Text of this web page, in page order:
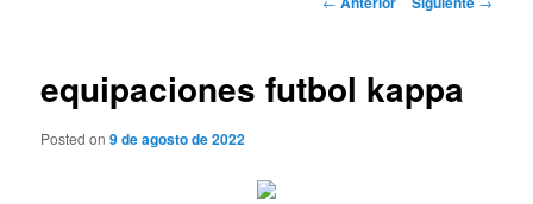
equipaciones futbol kappa
Posted on9 de agosto de 2022